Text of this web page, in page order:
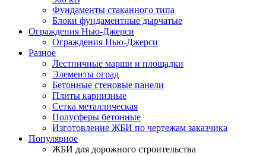
Фундаменты стаканного типа
Блоки фундаментные дырчатые
Ограждения Нью-Джерси
Ограждения Нью-Джерси
Разное
Лестничные марши и площадки
Элементы оград
Бетонные стеновые панели
Плиты карнизные
Сетка металлическая
Полусферы бетонные
Изготовление ЖБИ по чертежам заказчика
Популярное
ЖБИ для дорожного строительства